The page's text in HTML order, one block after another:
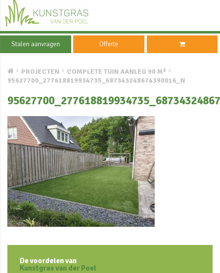
Stalen aanvragen Offerte
PROJECTEN
COMPLETE TUIN AANLEG 90 M²
95627700_277618819934735_687343248674390016_N
De voordelen van
Kunstgras van der Poel